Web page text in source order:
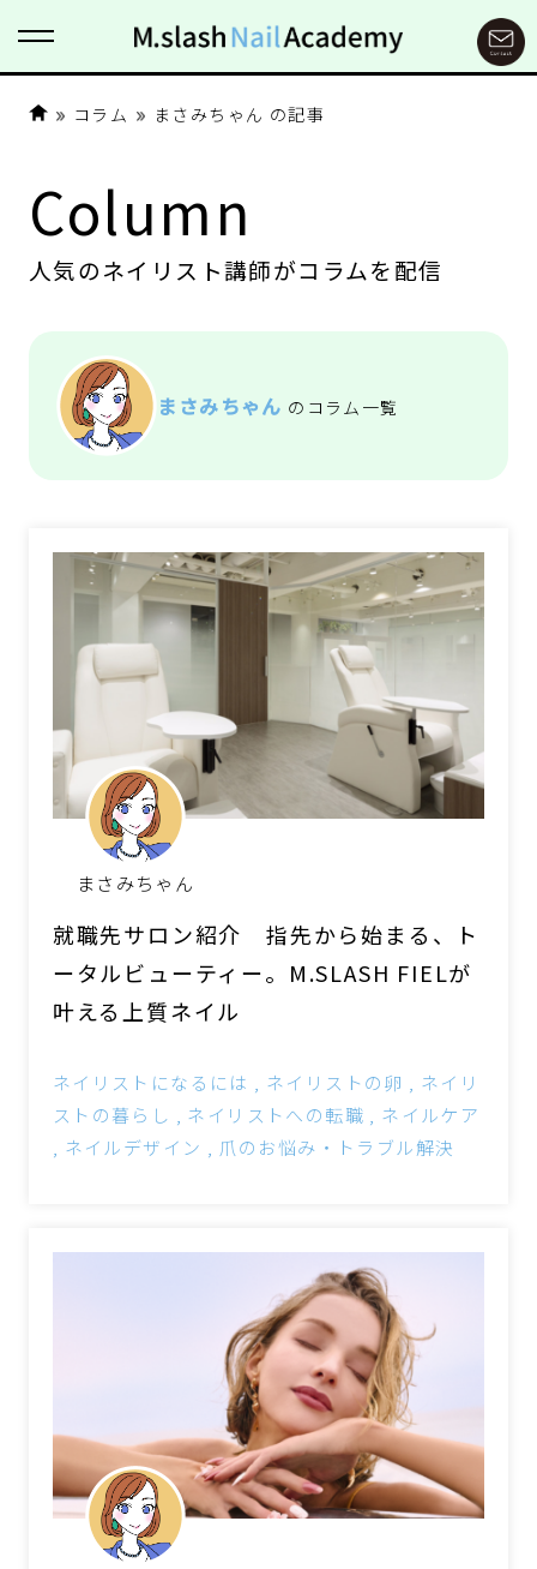
コラム まさみちゃん の記事
Column
人気のネイリスト講師がコラムを配信
まさみちゃん のコラム一覧
まさみちゃん
就職先サロン紹介 指先から始まる、ト
ータルビューティー。M.SLASH FIELが
叶える上質ネイル
ネイリストになるには ネイリストの卵
ネイリ
ストの暮らし
ネイリストへの転職
ネイルケア
ネイルデザイン
爪のお悩み・トラブル解決